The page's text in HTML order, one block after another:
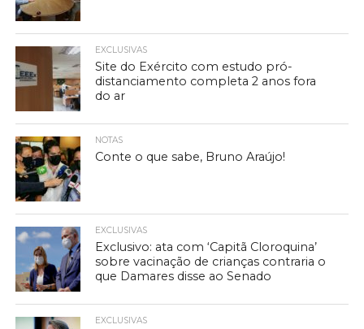
EXCLUSIVAS
Site do Exército com estudo pró-
distanciamento completa 2 anos fora
do ar
NOTAS
Conte o que sabe, Bruno Araújo!
EXCLUSIVAS
Exclusivo: ata com ‘Capitã Cloroquina’
sobre vacinação de crianças contraria o
que Damares disse ao Senado
EXCLUSIVAS